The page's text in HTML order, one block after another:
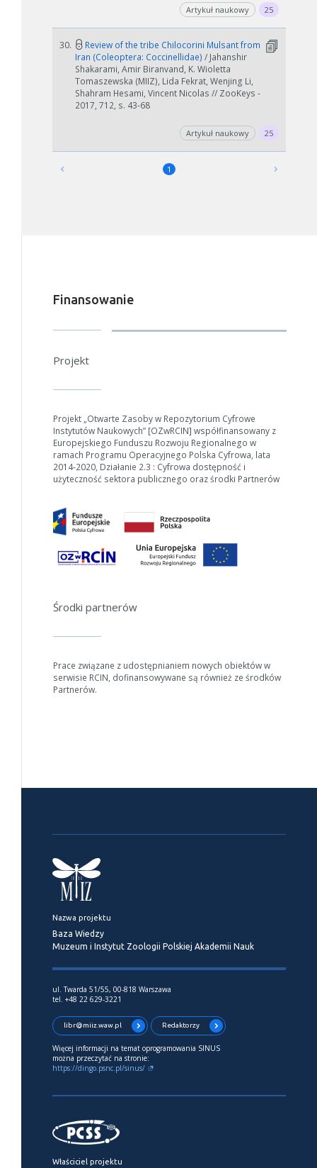
Artykuł naukowy 25
30.
Review of the tribe Chilocorini Mulsant from
Iran (Coleoptera: Coccinellidae) / Jahanshir
Shakarami, Amir Biranvand, K. Wioletta
Tomaszewska (MIIZ), Lida Fekrat, Wenjing Li,
Shahram Hesami, Vincent Nicolas // ZooKeys -
2017, 712, s. 43-68
Artykuł naukowy 25
1
Finansowanie
Projekt
Projekt „Otwarte Zasoby w Repozytorium Cyfrowe
Instytutów Naukowych” [OZwRCIN] współfinansowany z
Europejskiego Funduszu Rozwoju Regionalnego w
ramach Programu Operacyjnego Polska Cyfrowa, lata
2014-2020, Działanie 2.3 : Cyfrowa dostępność i
użyteczność sektora publicznego oraz środki Partnerów
Środki partnerów
Prace związane z udostępnianiem nowych obiektów w
serwisie RCIN, dofinansowywane są również ze środków
Partnerów.
Nazwa projektu
Baza Wiedzy
Muzeum i Instytut Zoologii Polskiej Akademii Nauk
ul. Twarda 51/55, 00-818 Warszawa
tel. +48 22 629-3221
libr@miiz.waw.pl Redaktorzy
Więcej informacji na temat oprogramowania SINUS
można przeczytać na stronie:
https://dingo.psnc.pl/sinus/
Właściciel projektu